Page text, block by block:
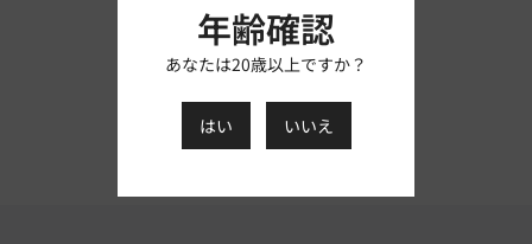
レビューを書く
年齢確認
あなたは20歳以上ですか？
はい いいえ